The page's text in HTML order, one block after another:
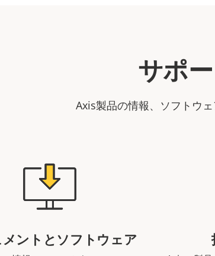
サポ
Axis製品の情報、ソフトウ
メントとソフトウェア